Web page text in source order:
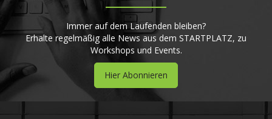
Immer auf dem Laufenden bleiben?
Erhalte regelmäßig alle News aus dem STARTPLATZ, zu
Workshops und Events.
Hier Abonnieren